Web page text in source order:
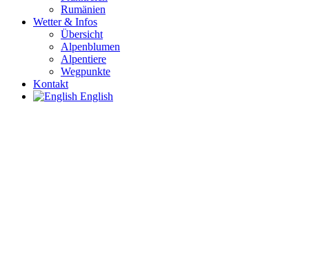
Rumänien
Wetter & Infos
Übersicht
Alpenblumen
Alpentiere
Wegpunkte
Kontakt
English